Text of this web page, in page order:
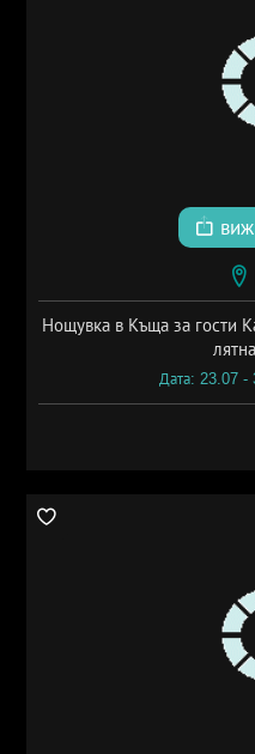
Нощувка в Къща за гости
Дата: 23.07 -